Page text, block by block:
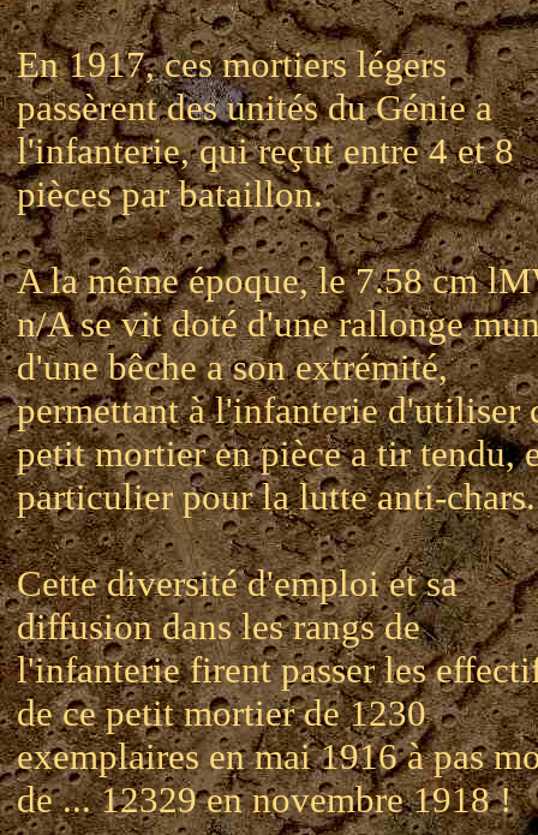
En 1917, ces mortiers légers
passèrent des unités du Génie a
l'infanterie, qui reçut entre 4 et 8
pièces par bataillon.
A la même époque, le 7.58 cm
n/A se vit doté d'une rallonge
d'une bêche a son extrémité,
permettant à l'infanterie d'utiliser
petit mortier en pièce a tir tendu,
particulier pour la lutte anti-chars.
Cette diversité d'emploi et sa
diffusion dans les rangs de
l'infanterie firent passer les
de ce petit mortier de 1230
exemplaires en mai 1916 à pas
de ... 12329 en novembre 1918 !